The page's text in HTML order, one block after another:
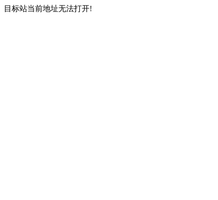
目标站当前地址无法打开!